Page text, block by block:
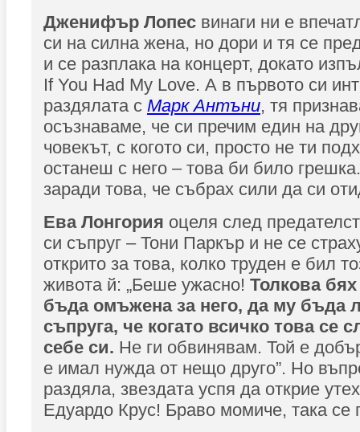
Дженифър Лопес винаги ни е
си на силна жена, но дори и тя се
и се разплака на концерт, докато
If You Had My Love. А в първото си
раздялата с Марк Антъни, тя
осъзнаваме, че си пречим един на
човекът, с когото си, просто не ти
останеш с него – това би било
заради това, че събрах сили да си
Ева Лонгория оцеля след
си съпруг – Тони Паркър и не се
открито за това, колко труден е бил
живота й: „Беше ужасно! Толкова
бъда омъжена за него, да му бъда
съпруга, че когато всичко това се
себе си. Не ги обвинявам. Той е
е имал нужда от нещо друго”. Но
раздяла, звездата успя да открие
Едуардо Крус! Браво момиче, така се